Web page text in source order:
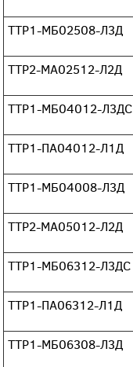
ТТР1-МБ02508-Л3Д
ТТР2-МА02512-Л2Д
ТТР1-МБ04012-Л3ДС
ТТР1-ПА04012-Л1Д
ТТР1-МБ04008-Л3Д
ТТР2-МА05012-Л2Д
ТТР1-МБ06312-Л3ДС
ТТР1-ПА06312-Л1Д
ТТР1-МБ06308-Л3Д